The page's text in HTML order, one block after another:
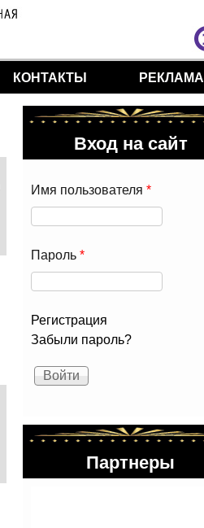
КОНТАКТЫ РЕКЛАМА
Вход на сайт
Имя пользователя *
Пароль *
Регистрация
Забыли пароль?
Партнеры